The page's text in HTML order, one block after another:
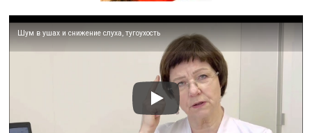
Шум в ушах и снижение слуха, тугоухость